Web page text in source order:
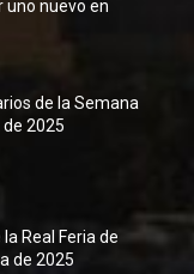
uno nuevo en
de la Semana
2025
Real Feria de
de 2025